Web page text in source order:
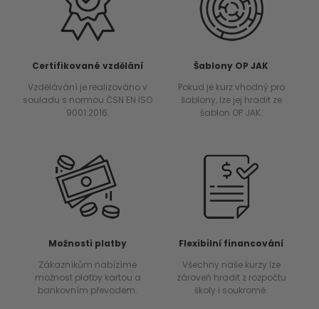
Certifikované vzdělání
Vzdělávání je realizováno v
souladu s normou ČSN EN ISO
9001:2016.
Šablony OP JAK
Pokud je kurz vhodný pro
šablony, lze jej hradit ze
šablon OP JAK.
Možnosti platby
Zákazníkům nabízíme
možnost platby kartou a
bankovním převodem.
Flexibilní financování
Všechny naše kurzy lze
zároveň hradit z rozpočtu
školy i soukromě.